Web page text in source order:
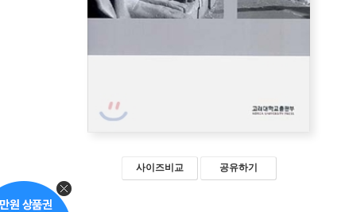
사이즈비교 공유하기